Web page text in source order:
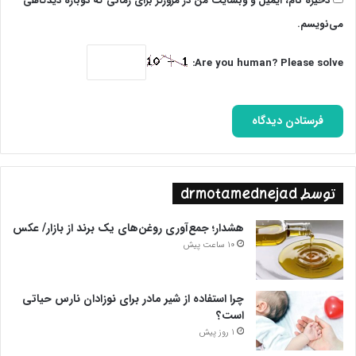
می‌نویسم.
Are you human? Please solve:
توسط drmotamednejad
هشدار؛ جمع‌آوری روغن‌های یک برند از بازار/ عکس
10 ساعت پیش
چرا استفاده از شیر مادر برای نوزادان نارس حیاتی
است؟
1 روز پیش